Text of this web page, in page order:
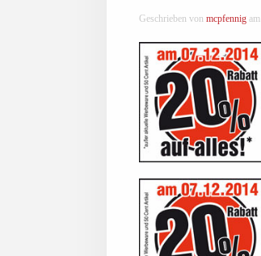
Geschrieben von mcpfennig am